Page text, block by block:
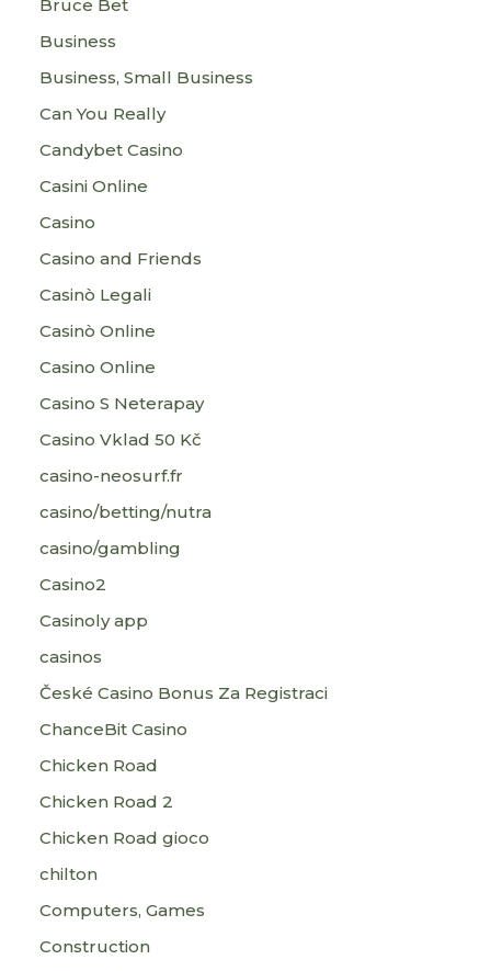
Bruce Bet
Business
Business, Small Business
Can You Really
Candybet Casino
Casini Online
Casino
Casino and Friends
Casinò Legali
Casinò Online
Casino Online
Casino S Neterapay
Casino Vklad 50 Kč
casino-neosurf.fr
casino/betting/nutra
casino/gambling
Casino2
Casinoly app
casinos
České Casino Bonus Za Registraci
ChanceBit Casino
Chicken Road
Chicken Road 2
Chicken Road gioco
chilton
Computers, Games
Construction